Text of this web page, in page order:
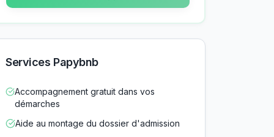
Services Papybnb
Accompagnement gratuit dans vos
démarches
Aide au montage du dossier d'admission